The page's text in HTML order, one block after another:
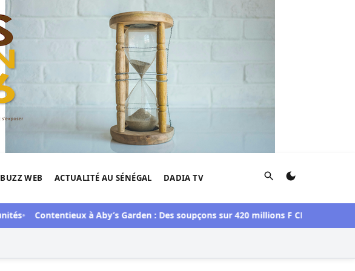
BUZZ WEB ACTUALITÉ AU SÉNÉGAL DADIA TV Rechercher
Contentieux à Aby’s Garden : Des soupçons sur 420 millions F CFA, Aby Ndour